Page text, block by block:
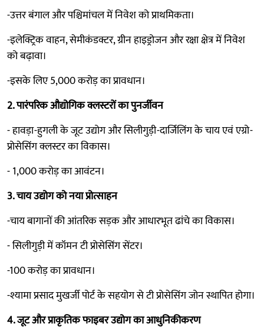
-उत्तर बंगाल और पश्चिमांचल में निवेश को प्राथमिकता।
-इलेक्ट्रिक वाहन, सेमीकंडक्टर, ग्रीन हाइड्रोजन और रक्षा क्षेत्र में निवेश
को बढ़ावा।
-इसके लिए 5,000 करोड़ का प्रावधान।
2. पारंपरिक औद्योगिक क्लस्टरों का पुनर्जीवन
- हावड़ा-हुगली के जूट उद्योग और सिलीगुड़ी-दार्जिलिंग के चाय एवं एग्रो-
प्रोसेसिंग क्लस्टर का विकास।
- 1,000 करोड़ का आवंटन।
3. चाय उद्योग को नया प्रोत्साहन
-चाय बागानों की आंतरिक सड़क और आधारभूत ढांचे का विकास।
- सिलीगुड़ी में कॉमन टी प्रोसेसिंग सेंटर।
-100 करोड़ का प्रावधान।
-श्यामा प्रसाद मुखर्जी पोर्ट के सहयोग से टी प्रोसेसिंग जोन स्थापित होगा।
4. जूट और प्राकृतिक फाइबर उद्योग का आधुनिकीकरण